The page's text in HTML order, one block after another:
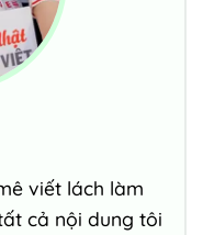
viết lách làm
cả nội dung tôi